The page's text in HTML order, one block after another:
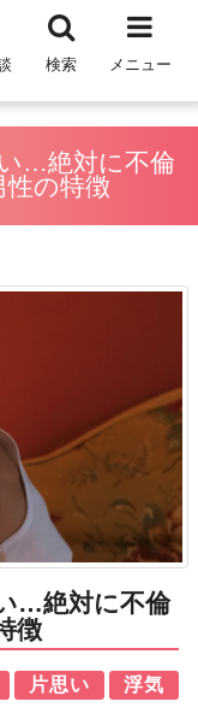
メニュー
検索
…絶対に不倫
性の特徴
…絶対に不倫
徴
片思い 浮気